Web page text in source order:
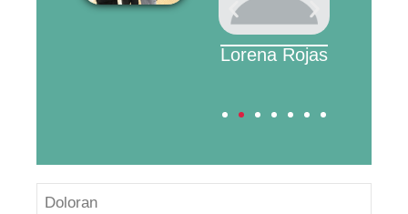
Lorena Rojas
Doloran